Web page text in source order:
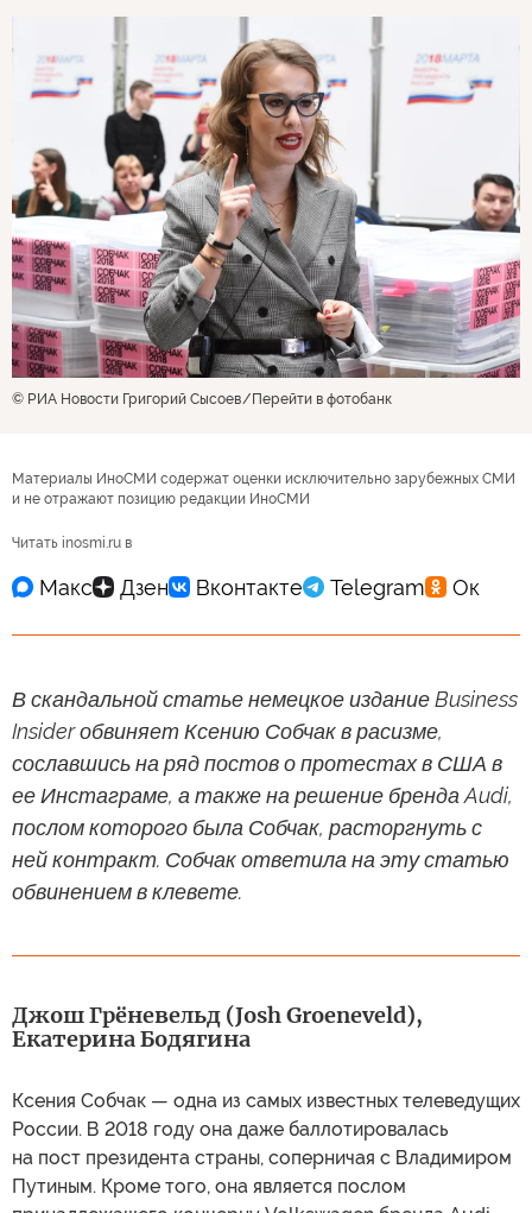
© РИА Новости Григорий Сысоев Перейти в фотобанк
Материалы ИноСМИ содержат оценки исключительно зарубежных СМИ
и не отражают позицию редакции ИноСМИ
Читать inosmi.ru в
В скандальной статье немецкое издание Business
Insider обвиняет Ксению Собчак в расизме,
сославшись на ряд постов о протестах в США в
ее Инстаграме, а также на решение бренда Audi,
послом которого была Собчак, расторгнуть с
ней контракт. Собчак ответила на эту статью
обвинением в клевете.
Джош Грёневельд (Josh Groeneveld),
Екатерина Бодягина
Ксения Собчак — одна из самых известных телеведущих
России. В 2018 году она даже баллотировалась
на пост президента страны, соперничая с Владимиром
Путиным. Кроме того, она является послом